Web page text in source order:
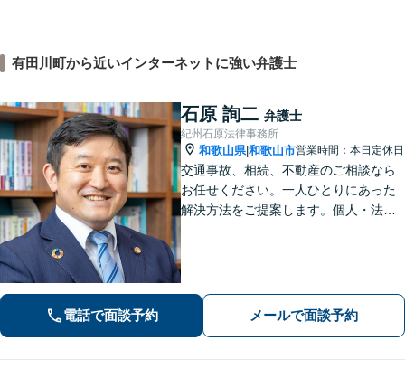
有田川町から近いインターネットに強い弁護士
石原 詢二 弁護士
紀州石原法律事務所
和歌山県|和歌山市営業時間：本日定休日
交通事故、相続、不動産のご相談なら
お任せください。一人ひとりにあった
解決方法をご提案します。個人・法人
電話で面談予約 メールで面談予約